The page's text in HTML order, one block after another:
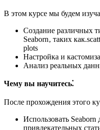
В этом курсе мы будем
Создание различных
Seaborn‚ таких
plots
Настройка и
Анализ реальных
Чему вы научитесь⁚
После прохождения этого
Использовать
привлекательных